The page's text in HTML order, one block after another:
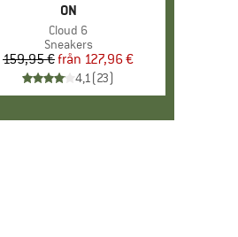
VARUMÄRKE
ON
Produkter
Cloud 6
Produktgrupp
Sneakers
Pris
159,95 € Reducerat pris
från 127,96 €
4,1(23)